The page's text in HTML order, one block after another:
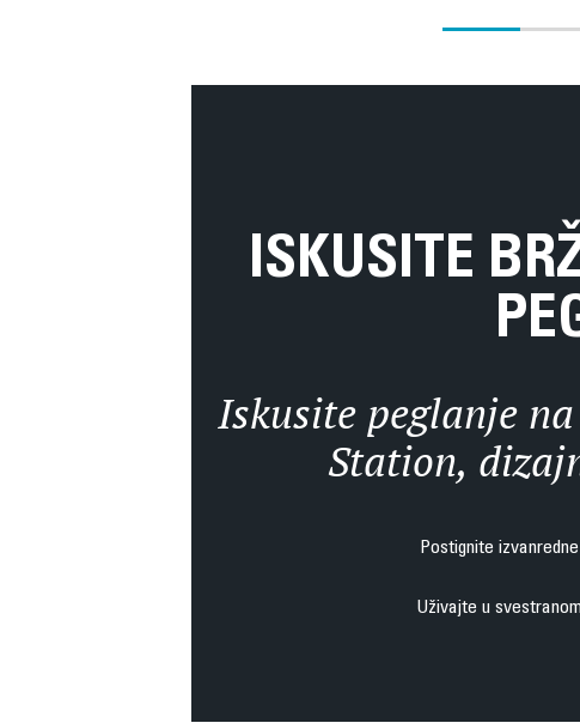
ISKUSITE
Iskusite peglanje
Station,
Postignite
Uživajte u